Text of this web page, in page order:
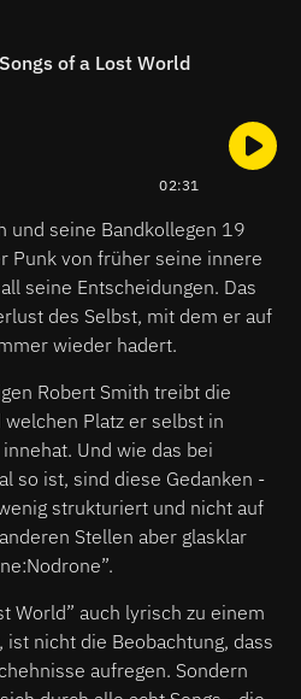
of a Lost World
02:31
und seine Bandkollegen 19
Punk von früher seine innere
seine Entscheidungen. Das
des Selbst, mit dem er auf
wieder hadert.
Robert Smith treibt die
Platz er selbst in
Und wie das bei
so ist, sind diese Gedanken -
strukturiert und nicht auf
Stellen aber glasklar
World” auch lyrisch zu einem
nicht die Beobachtung, dass
aufregen. Sondern